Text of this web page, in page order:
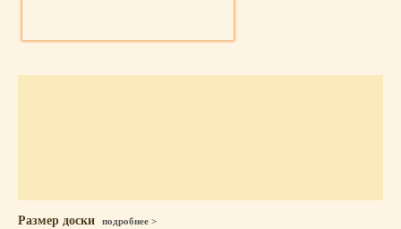
Размер доски подробнее >